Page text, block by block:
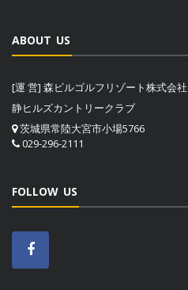
ABOUT US
[運 営] 森ビルゴルフリゾート株式会社
静ヒルズカントリークラブ
茨城県常陸大宮市小場5766
029-296-2111
FOLLOW US